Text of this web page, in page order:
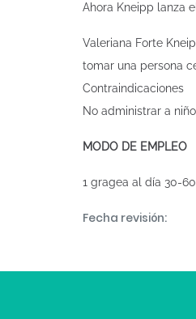
Ahora Kneipp lanza
Valeriana Forte
tomar una persona
Contraindicaciones
No administrar a
MODO DE EMPLEO
1 gragea al día 30-
Fecha revisión: